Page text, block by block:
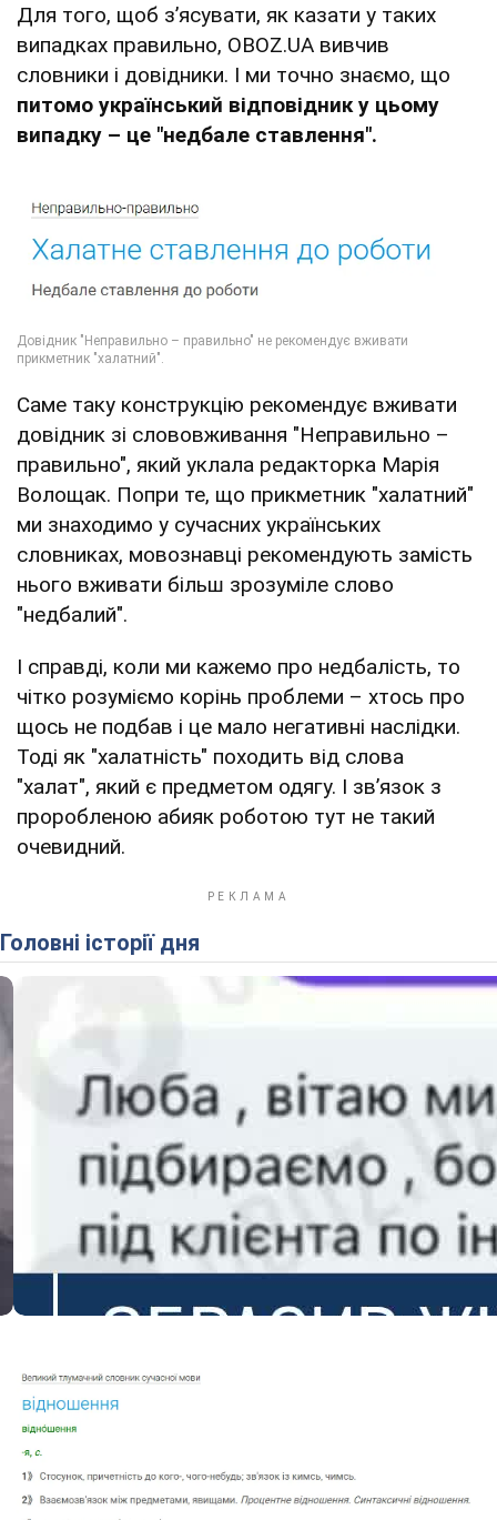
Для того, щоб з’ясувати, як казати у таких
випадках правильно, OBOZ.UA вивчив
словники і довідники. І ми точно знаємо, що
питомо український відповідник у цьому
випадку – це "недбале ставлення".
Саме таку конструкцію рекомендує вживати
довідник зі слововживання "Неправильно –
правильно", який уклала редакторка Марія
Волощак. Попри те, що прикметник "халатний"
ми знаходимо у сучасних українських
словниках, мовознавці рекомендують замість
нього вживати більш зрозуміле слово
"недбалий".
І справді, коли ми кажемо про недбалість, то
чітко розуміємо корінь проблеми – хтось про
щось не подбав і це мало негативні наслідки.
Тоді як "халатність" походить від слова
"халат", який є предметом одягу. І зв’язок з
проробленою абияк роботою тут не такий
очевидний.
Головні історії дня